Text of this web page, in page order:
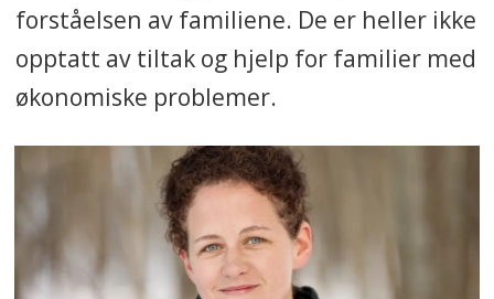
forståelsen av familiene. De er heller ikke
opptatt av tiltak og hjelp for familier med
økonomiske problemer.